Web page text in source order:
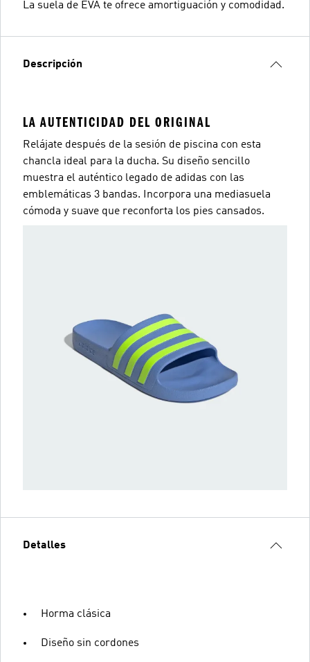
La suela de EVA te ofrece amortiguación y comodidad.
Descripción
LA AUTENTICIDAD DEL ORIGINAL
Relájate después de la sesión de piscina con esta
chancla ideal para la ducha. Su diseño sencillo
muestra el auténtico legado de adidas con las
emblemáticas 3 bandas. Incorpora una mediasuela
cómoda y suave que reconforta los pies cansados.
Detalles
Horma clásica
Diseño sin cordones